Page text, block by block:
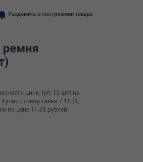
Уведомить о поступлении товара
ремня
цинк. (уп. 10 шт) на
товар гайка 7 16 (9,
по цене 11.69 рублей